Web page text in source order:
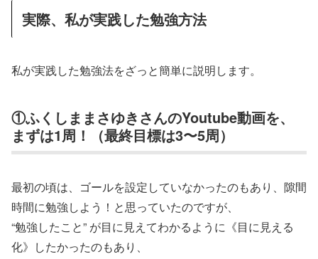
実際、私が実践した勉強方法
私が実践した勉強法をざっと簡単に説明します。
①ふくしままさゆきさんのYoutube動画を、
まずは1周！（最終目標は3〜5周）
最初の頃は、ゴールを設定していなかったのもあり、隙間
時間に勉強しよう！と思っていたのですが、
“勉強したこと” が目に見えてわかるように《目に見える
化》したかったのもあり、